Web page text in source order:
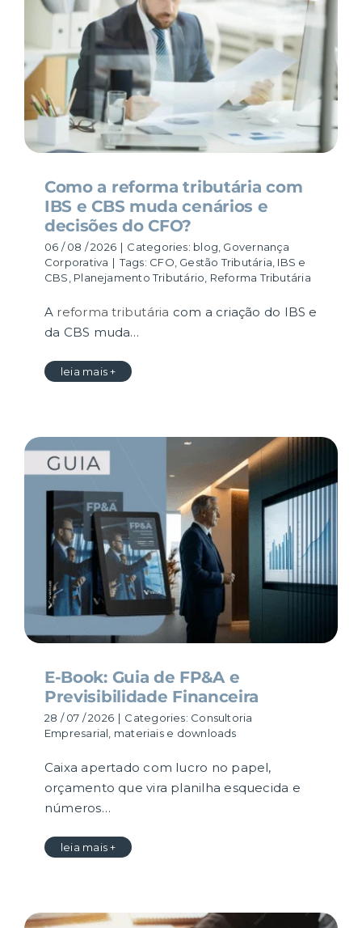
RESULTADOS
CARREIRA
CONTATO
Como a reforma tributária com
IBS e CBS muda cenários e
decisões do CFO?
06 / 08 / 2026 | Categories: blog Governança
Corporativa | Tags: CFO Gestão Tributária IBS e
CBS Planejamento Tributário Reforma Tributária
A reforma tributária com a criação do IBS e
da CBS muda…
leia mais +
E-Book: Guia de FP&A e
Previsibilidade Financeira
28 / 07 / 2026 | Categories: Consultoria
Empresarial materiais e downloads
Caixa apertado com lucro no papel,
orçamento que vira planilha esquecida e
números…
leia mais +